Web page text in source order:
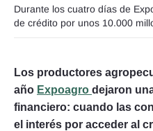
Durante los cuatro días de
de crédito por unos 10.000
Los productores
año Expoagro dejaron
financiero: cuando las
el interés por acceder al